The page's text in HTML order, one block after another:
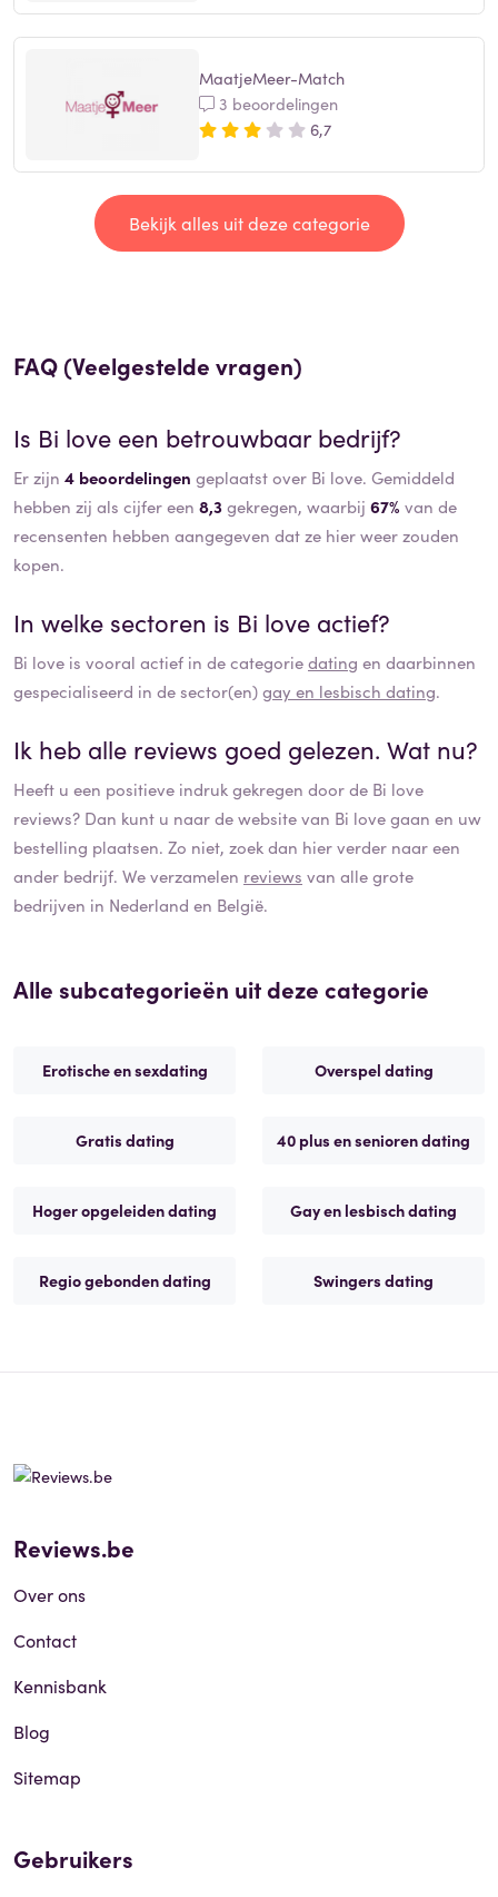
MaatjeMeer-Match
3 beoordelingen
6,7
Bekijk alles uit deze categorie
FAQ (Veelgestelde vragen)
Is Bi love een betrouwbaar bedrijf?
Er zijn 4 beoordelingen geplaatst over Bi love. Gemiddeld
hebben zij als cijfer een 8,3gekregen, waarbij 67% van de
recensenten hebben aangegeven dat ze hier weer zouden
kopen.
In welke sectoren is Bi love actief?
Bi love is vooral actief in de categoriedating en daarbinnen
gespecialiseerd in de sector(en)gay en lesbisch dating.
Ik heb alle reviews goed gelezen. Wat nu?
Heeft u een positieve indruk gekregen door de Bi love
reviews? Dan kunt u naar de website van Bi lovegaan en uw
bestelling plaatsen. Zo niet, zoek dan hier verder naar een
ander bedrijf. We verzamelen reviews van alle grote
bedrijven in Nederland en België.
Alle subcategorieën uit deze categorie
Erotische en sexdating Overspel dating
Gratis dating 40 plus en senioren dating
Hoger opgeleiden dating Gay en lesbisch dating
Regio gebonden dating Swingers dating
Reviews.be
Over ons
Contact
Kennisbank
Blog
Sitemap
Gebruikers